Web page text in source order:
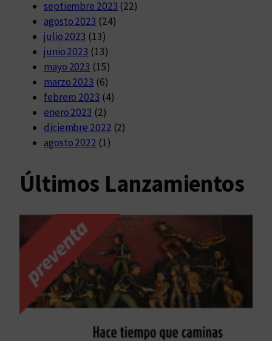
septiembre 2023 (22)
agosto 2023 (24)
julio 2023 (13)
junio 2023 (13)
mayo 2023 (15)
marzo 2023 (6)
febrero 2023 (4)
enero 2023 (2)
diciembre 2022 (2)
agosto 2022 (1)
Últimos Lanzamientos